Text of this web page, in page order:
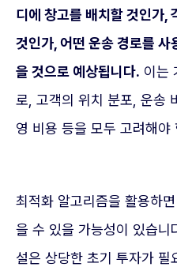
디에 창고를 배치할 것인가,
것인가, 어떤 운송 경로를 사
을 것으로 예상됩니다. 이는
로, 고객의 위치 분포, 운송
영 비용 등을 모두 고려해야
최적화 알고리즘을 활용하
을 수 있을 가능성이 있습니
설은 상당한 초기 투자가